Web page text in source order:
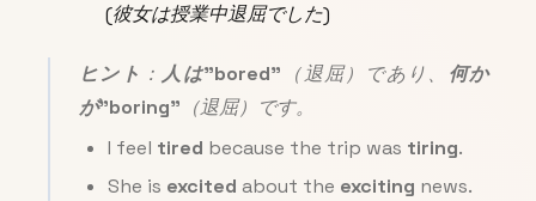
(彼女は授業中退屈でした)
ヒント ：人は"bored" （退屈）であり、 何か
が"boring" （退屈）です。
I feel tired because the trip was tiring.
She is excited about the exciting news.